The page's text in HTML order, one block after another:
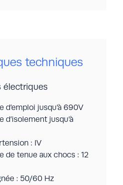
techniques
électriques
d’emploi jusqu’à 690V
d’isolement jusqu’à
: IV
de tenue aux chocs : 12
: 50/60 Hz